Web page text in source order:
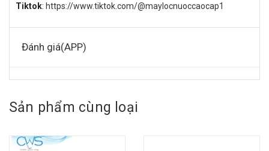
Tiktok: https://www.tiktok.com/@maylocnuoccaocap1
Đánh giá(APP)
Sản phẩm cùng loại